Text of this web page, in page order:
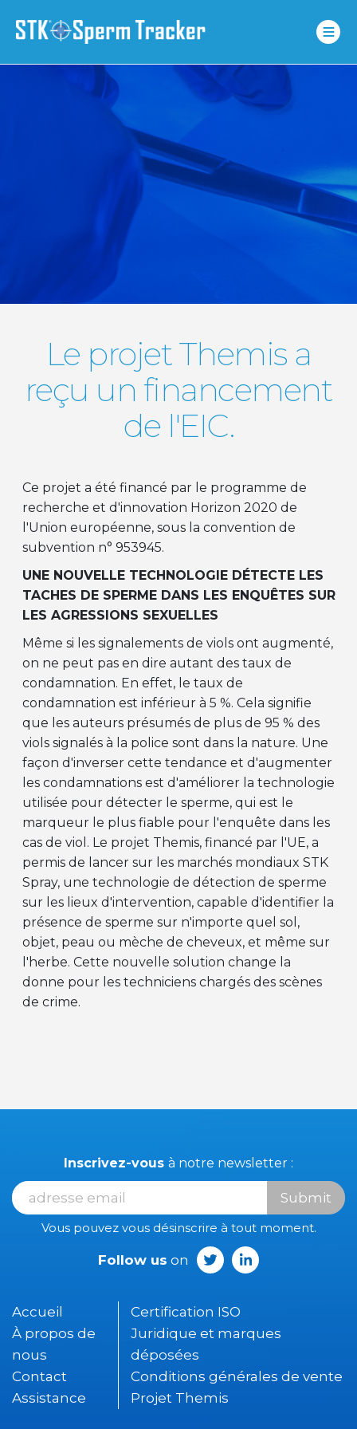
Le projet Themis a
reçu un financement
de l'EIC.
Ce projet a été financé par le programme de
recherche et d'innovation Horizon 2020 de
l'Union européenne, sous la convention de
subvention n° 953945.
UNE NOUVELLE TECHNOLOGIE DÉTECTE LES
TACHES DE SPERME DANS LES ENQUÊTES SUR
LES AGRESSIONS SEXUELLES
Même si les signalements de viols ont augmenté,
on ne peut pas en dire autant des taux de
condamnation. En effet, le taux de
condamnation est inférieur à 5 %. Cela signifie
que les auteurs présumés de plus de 95 % des
viols signalés à la police sont dans la nature. Une
façon d'inverser cette tendance et d'augmenter
les condamnations est d'améliorer la technologie
utilisée pour détecter le sperme, qui est le
marqueur le plus fiable pour l'enquête dans les
cas de viol. Le projet Themis, financé par l'UE, a
permis de lancer sur les marchés mondiaux STK
Spray, une technologie de détection de sperme
sur les lieux d'intervention, capable d'identifier la
présence de sperme sur n'importe quel sol,
objet, peau ou mèche de cheveux, et même sur
l'herbe. Cette nouvelle solution change la
donne pour les techniciens chargés des scènes
de crime.
Inscrivez-vous à notre newsletter :
Submit
Vous pouvez vous désinscrire à tout moment.
Follow us on
Accueil
À propos de
nous
Contact
Assistance
Certification ISO
Juridique et marques
déposées
Conditions générales de vente
Projet Themis